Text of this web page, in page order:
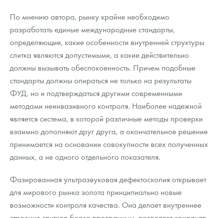
По мнению автора, рынку крайне необходимо
разработать единые международные стандарты,
определяющие, какие особенности внутренней структуры
слитка являются допустимыми, а какие действительно
должны вызывать обеспокоенность. Причем подобные
стандарты должны опираться не только на результаты
ФУД, но и подтверждаться другими современными
методами неинвазивного контроля. Наиболее надежной
является система, в которой различные методы проверки
взаимно дополняют друг друга, а окончательное решение
принимается на основании совокупности всех полученных
данных, а не одного отдельного показателя.
Фазированная ультразвуковая дефектоскопия открывает
для мирового рынка золота принципиально новые
возможности контроля качества. Она делает внутреннее